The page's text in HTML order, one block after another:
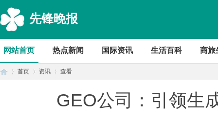
先锋晚报
网站首页 热点新闻 国际资讯 生活百科 商旅
首页 资讯 查看
GEO公司：引领生